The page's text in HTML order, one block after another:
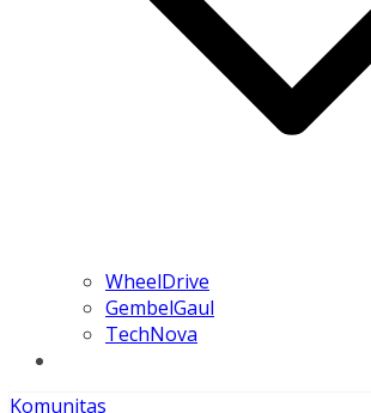
WheelDrive
GembelGaul
TechNova
Komunitas